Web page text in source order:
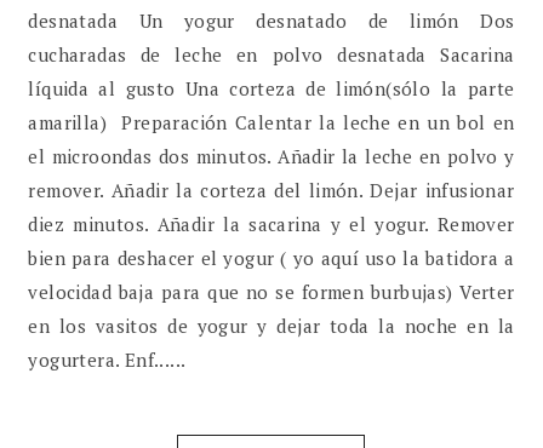
desnatada Un yogur desnatado de limón Dos
cucharadas de leche en polvo desnatada Sacarina
líquida al gusto Una corteza de limón(sólo la parte
amarilla) Preparación Calentar la leche en un bol en
el microondas dos minutos. Añadir la leche en polvo y
remover. Añadir la corteza del limón. Dejar infusionar
diez minutos. Añadir la sacarina y el yogur. Remover
bien para deshacer el yogur ( yo aquí uso la batidora a
velocidad baja para que no se formen burbujas) Verter
en los vasitos de yogur y dejar toda la noche en la
yogurtera. Enf......